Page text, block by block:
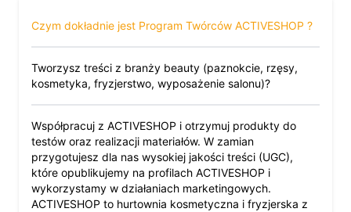
Czym dokładnie jest Program Twórców ACTIVESHOP ?
Tworzysz treści z branży beauty (paznokcie, rzęsy,
kosmetyka, fryzjerstwo, wyposażenie salonu)?
Współpracuj z ACTIVESHOP i otrzymuj produkty do
testów oraz realizacji materiałów. W zamian
przygotujesz dla nas wysokiej jakości treści (UGC),
które opublikujemy na profilach ACTIVESHOP i
wykorzystamy w działaniach marketingowych.
ACTIVESHOP to hurtownia kosmetyczna i fryzjerska z